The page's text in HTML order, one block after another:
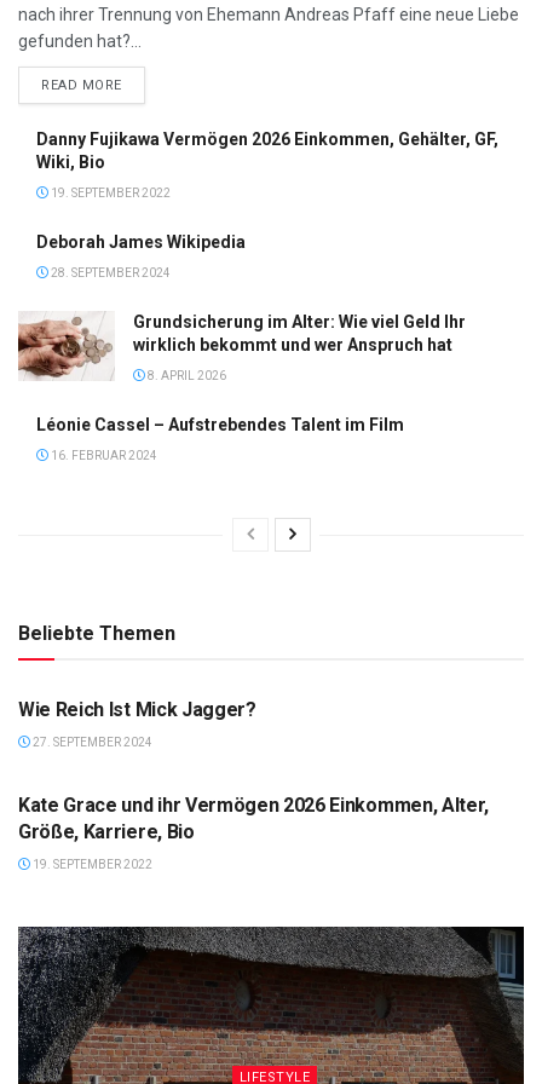
nach ihrer Trennung von Ehemann Andreas Pfaff eine neue Liebe
gefunden hat?...
READ MOREDETAILS
Danny Fujikawa Vermögen 2026 Einkommen, Gehälter, GF,
Wiki, Bio
19. SEPTEMBER 2022
Deborah James Wikipedia
28. SEPTEMBER 2024
Grundsicherung im Alter: Wie viel Geld Ihr
wirklich bekommt und wer Anspruch hat
8. APRIL 2026
Léonie Cassel – Aufstrebendes Talent im Film
16. FEBRUAR 2024
Beliebte Themen
VERMÖGEN
Wie Reich Ist Mick Jagger?
27. SEPTEMBER 2024
Kate Grace und ihr Vermögen 2026 Einkommen, Alter,
Größe, Karriere, Bio
19. SEPTEMBER 2022
LIFESTYLE